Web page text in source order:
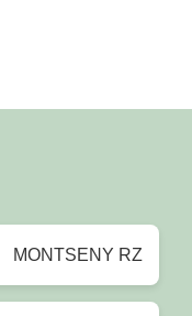
MONTSENY RZ